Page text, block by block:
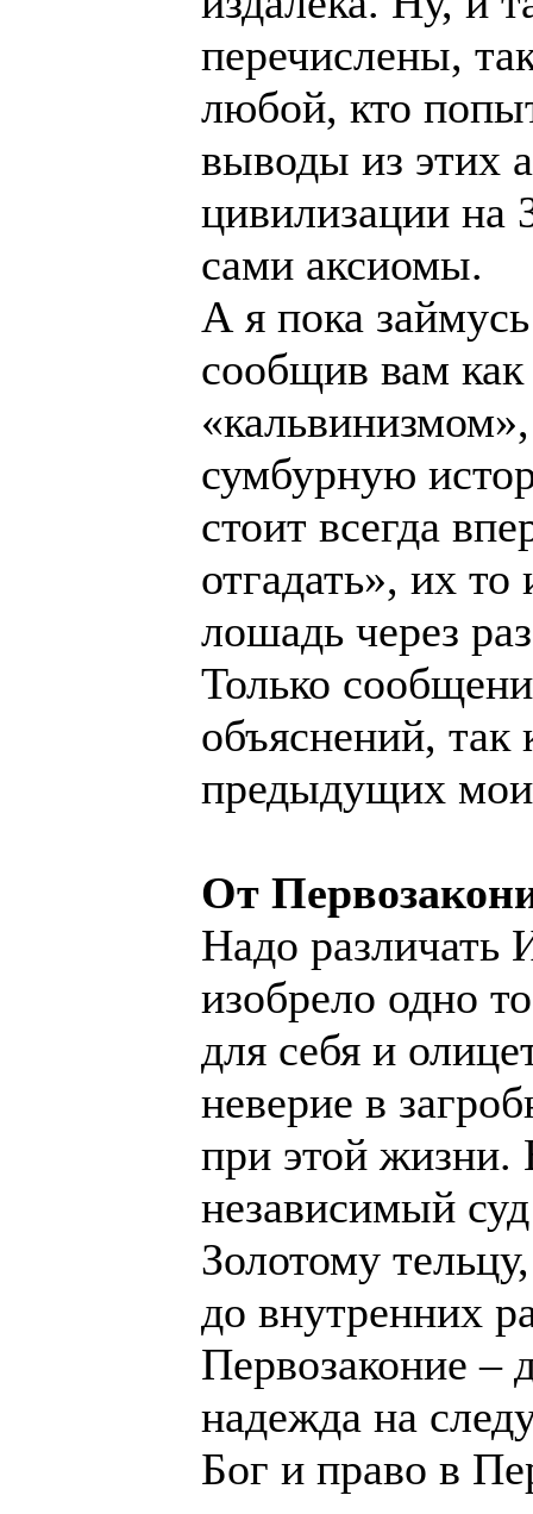
перечислены,
любой, кто
выводы из этих
цивилизации на
сами аксиомы.
А я пока
сообщив вам
сумбурную
стоит всегда
отгадать», их
лошадь через
Только
объяснений, так
предыдущих
От
Надо различать
изобрело одно
для себя и
неверие в
при этой жизни.
независимый
Золотому
до внутренних
Первозаконие –
надежда на
Бог и право в